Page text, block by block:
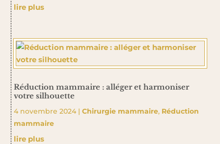
lire plus
Réduction mammaire : alléger et harmoniser
votre silhouette
4 novembre 2024| Chirurgie mammaire, Réduction
mammaire
lire plus